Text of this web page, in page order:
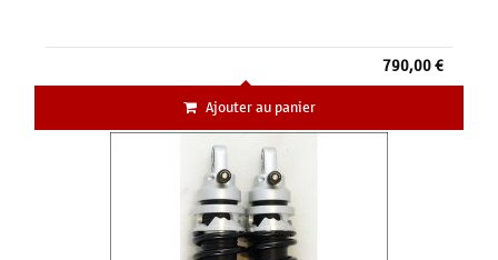
790,00 €
Ajouter au panier